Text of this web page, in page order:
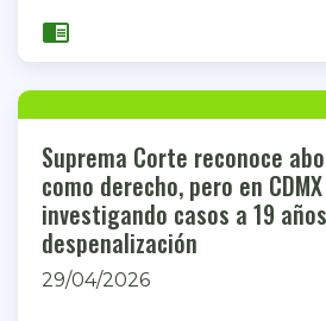
chrome_reader_mode
Suprema Corte reconoce
como derecho, pero en
investigando casos a 19
despenalización
29/04/2026